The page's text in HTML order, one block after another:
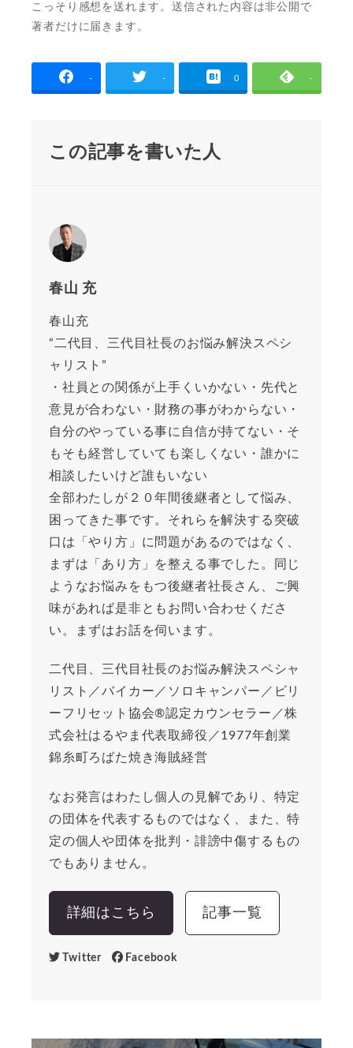
こっそり感想を送れます。送信された内容は非公開で
著者だけに届きます。
- - 0 -
この記事を書いた人
春山 充
春山充
“二代目、三代目社長のお悩み解決スペシ
ャリスト”
・社員との関係が上手くいかない・先代と
意見が合わない・財務の事がわからない・
自分のやっている事に自信が持てない・そ
もそも経営していても楽しくない・誰かに
相談したいけど誰もいない
全部わたしが２０年間後継者として悩み、
困ってきた事です。それらを解決する突破
口は「やり方」に問題があるのではなく、
まずは「あり方」を整える事でした。同じ
ようなお悩みをもつ後継者社長さん、ご興
味があれば是非ともお問い合わせくださ
い。まずはお話を伺います。
二代目、三代目社長のお悩み解決スペシャ
リスト／バイカー／ソロキャンパー／ビリ
ーフリセット協会®︎認定カウンセラー／株
式会社はるやま代表取締役／1977年創業
錦糸町ろばた焼き海賊経営
なお発言はわたし個人の見解であり、特定
の団体を代表するものではなく、また、特
定の個人や団体を批判・誹謗中傷するもの
でもありません。
詳細はこちら 記事一覧
Twitter Facebook